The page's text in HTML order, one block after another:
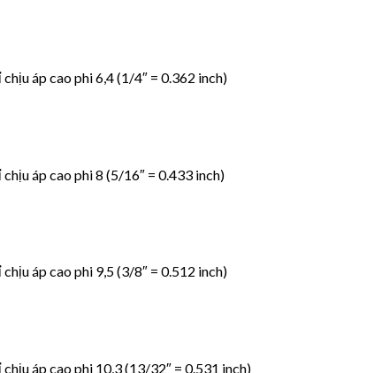
áp cao phi 6,4 (1/4″ = 0.362 inch)
áp cao phi 8 (5/16″ = 0.433 inch)
áp cao phi 9,5 (3/8″ = 0.512 inch)
áp cao phi 10,3 (13/32″ = 0.531 inch)